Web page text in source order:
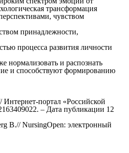
трансформация
чувством
принадлежности,
процесса развития личности
нормализовать и распознать
и способствуют формированию
портал «Российской
– Дата публикации 12
B.// NursingOpen: электронный